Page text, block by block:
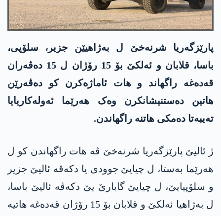
پارێزگەریا شرنەخێ ل بەژاھیێن جزیر، سلۆپی،
باسا، قلابان و ئەلکێ بۆ 15 رۆژان ل 15 دەڤەران
قەدەغە راگھاند و ھات ئاماژەکرن کو دەڤەرێن
ھاتین دەستنیشانکرن وەک ھەرێما ئەولەکاریایا
تەیبەتا دەمکی ھاتنە راگھاندن.
ژ ئالیێ پارێزگەریا شرنەخێ ڤە ھات راگھاندن کو ل
ھەرێما بەستا، ل چیایێ جوودی یا دکەڤە ئالیێ جزیر
و سلۆپیایێ، ل چیایێ گابارێ یێ دکەڤە ئالیێ باسا،
ل بەژاھیا ئەلکێ و قلابان بۆ 15 رۆژان قەدەغە ھاتیە